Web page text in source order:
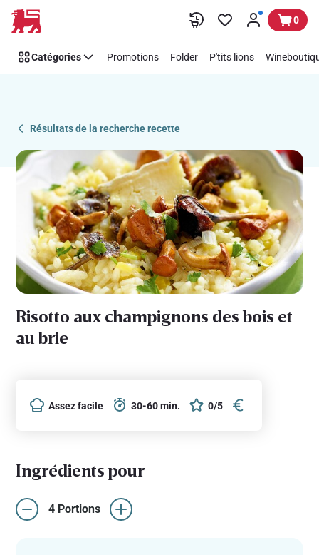
Passer
Recipe
Details
0
Catégories Promotions Folder P'tits lions
Résultats de la recherche recette
Risotto aux champignons des bois et
au brie
Assez facile 30-60 min. 0/5
Ingrédients pour
4 Portions